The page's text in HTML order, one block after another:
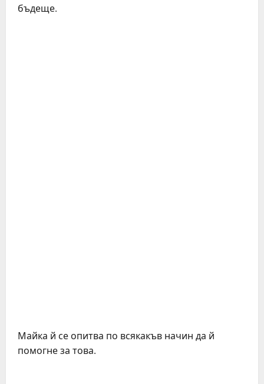
бъдеще.
Майка й се опитва по всякакъв начин да й
помогне за това.